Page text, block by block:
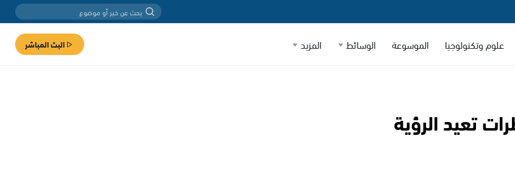
علوم وتكنولوجيا الموسوعة الوسائط المزيد البث المباشر
تعيد الرؤية